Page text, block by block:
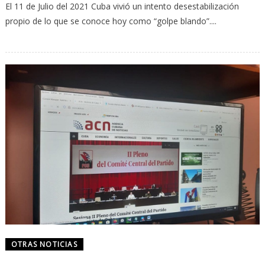
El 11 de Julio del 2021 Cuba vivió un intento desestabilización
propio de lo que se conoce hoy como “golpe blando”....
OTRAS NOTICIAS